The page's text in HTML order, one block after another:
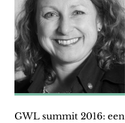
GWL summit 2016: een